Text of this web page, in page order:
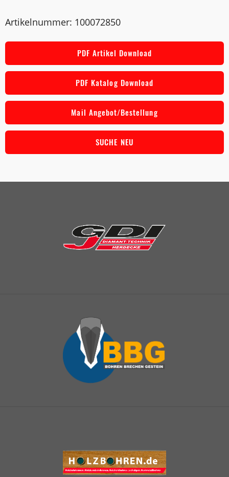
Artikelnummer: 100072850
PDF Artikel Download
PDF Katalog Download
Mail Angebot/Bestellung
SUCHE NEU